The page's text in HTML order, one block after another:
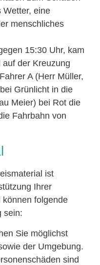
Wetter, eine
menschliches
15:30 Uhr, kam
der Kreuzung
A (Herr Müller,
Grünlicht in die
Meier) bei Rot die
Fahrbahn von
ist
Ihrer
folgende
sein:
Sie möglichst
der Umgebung.
sind